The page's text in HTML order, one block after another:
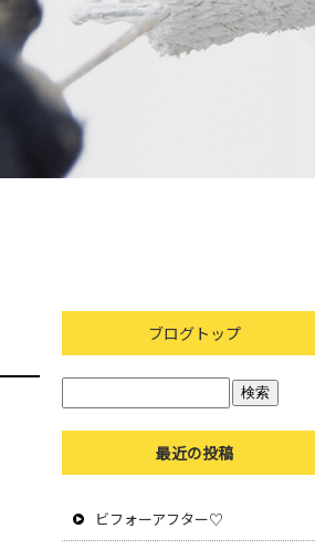
ブログトップ
最近の投稿
ビフォーアフター♡